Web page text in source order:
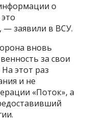
о
— заявили в ВСУ.
вновь
за свои
этот раз
и не
«Поток», а